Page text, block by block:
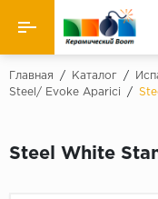
Назад
Керамическая плитка
Главная / Каталог /
Steel/ Evoke Aparici
/
Steel White